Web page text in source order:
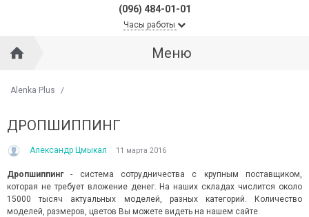
(096) 484-01-01
Часы работы
Меню
Alenka Plus /
ДРОПШИППИНГ
Александр Цмыкал 11 марта 2016
Дропшиппинг- система сотрудничества с крупным поставщиком,
которая не требует вложение денег. На наших складах числится около
15000 тысяч актуальных моделей, разных категорий. Количество
моделей, размеров, цветов Вы можете видеть на нашем сайте.